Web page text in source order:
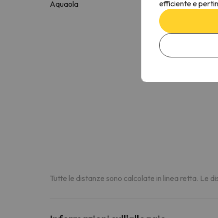
Aquaola 3.8 km
Tutte le distanze sono calcolate in linea retta. Le
efficiente e